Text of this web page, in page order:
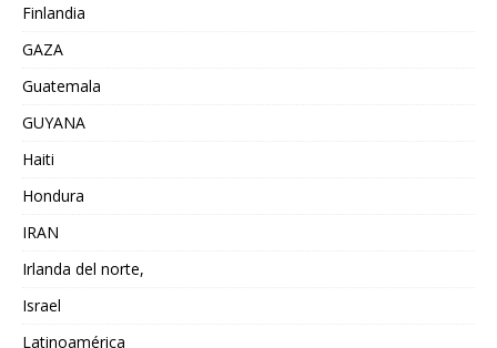
Finlandia
GAZA
Guatemala
GUYANA
Haiti
Hondura
IRAN
Irlanda del norte,
Israel
Latinoamérica